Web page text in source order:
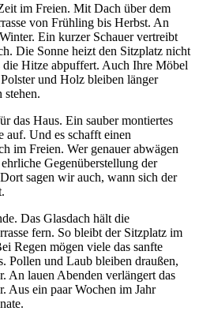
im Freien. Mit Dach über dem
von Frühling bis Herbst. An
Ein kurzer Schauer vertreibt
Die Sonne heizt den Sitzplatz nicht
Hitze abpuffert. Auch Ihre Möbel
und Holz bleiben länger
stehen.
das Haus. Ein sauber montiertes
auf. Und es schafft einen
im Freien. Wer genauer abwägen
Gegenüberstellung der
sagen wir auch, wann sich der
Das Glasdach hält die
fern. So bleibt der Sitzplatz im
Regen mögen viele das sanfte
Pollen und Laub bleiben draußen,
An lauen Abenden verlängert das
Aus ein paar Wochen im Jahr